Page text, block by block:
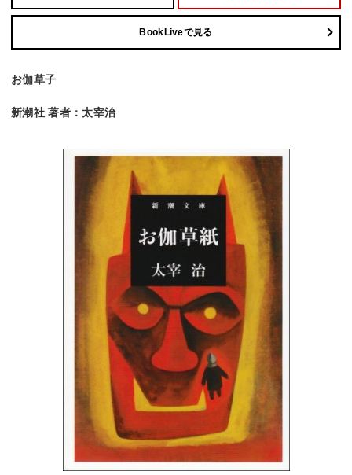
BookLiveで見る
お伽草子
新潮社 著者：太宰治